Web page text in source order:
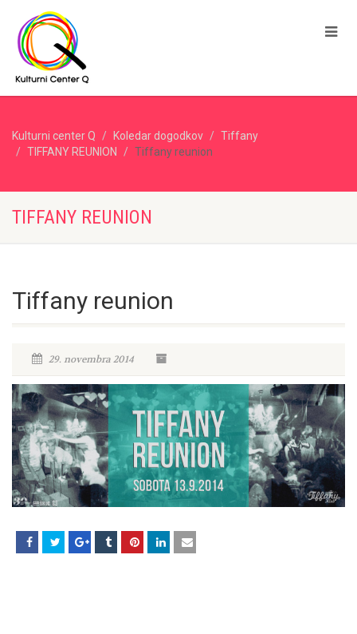
Kulturni center Q Koledar dogodkov
Tiffany
TIFFANY REUNION
Tiffany reunion
TIFFANY REUNION
Tiffany reunion
29. novembra 2014